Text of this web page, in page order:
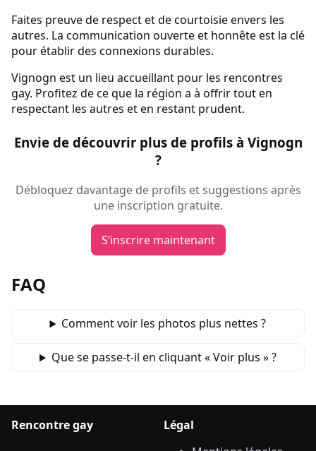
Faites preuve de respect et de courtoisie envers les
autres. La communication ouverte et honnête est la clé
pour établir des connexions durables.
Vignogn est un lieu accueillant pour les rencontres
gay. Profitez de ce que la région a à offrir tout en
respectant les autres et en restant prudent.
Envie de découvrir plus de profils à Vignogn
?
Débloquez davantage de profils et suggestions après
une inscription gratuite.
S’inscrire maintenant
FAQ
Comment voir les photos plus nettes ?
Que se passe‑t‑il en cliquant « Voir plus » ?
Rencontre gay
Légal